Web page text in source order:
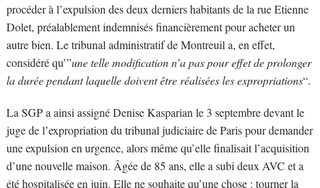
procéder à l’expulsion des deux derniers habitants de la rue Etienne
Dolet, préalablement indemnisés financièrement pour acheter un
autre bien. Le tribunal administratif de Montreuil a, en effet,
considéré qu’”une telle modification n’a pas pour effet de prolonger
la durée pendant laquelle doivent être réaliséesles expropriations“.
La SGP a ainsi assigné Denise Kasparian le 3 septembre devant le
juge de l’expropriation du tribunal judiciaire de Paris pour demander
une expulsion en urgence, alors même qu’elle finalisait l’acquisition
d’une nouvelle maison. Âgée de 85 ans, elle a subi deux AVC et a
été hospitalisée en juin. Elle ne souhaite qu’une chose : tourner la